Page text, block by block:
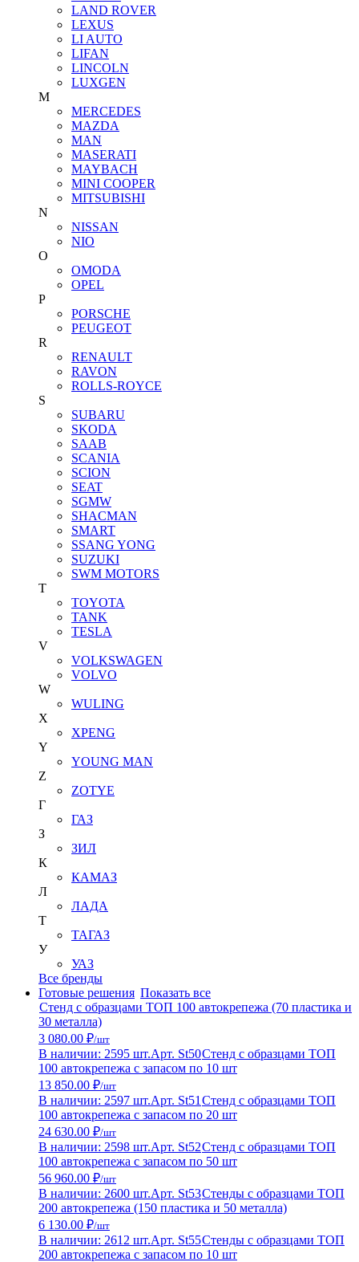
LAND ROVER
LEXUS
LI AUTO
LIFAN
LINCOLN
LUXGEN
M
MERCEDES
MAZDA
MAN
MASERATI
MAYBACH
MINI COOPER
MITSUBISHI
N
NISSAN
NIO
O
OMODA
OPEL
P
PORSCHE
PEUGEOT
R
RENAULT
RAVON
ROLLS-ROYCE
S
SUBARU
SKODA
SAAB
SCANIA
SCION
SEAT
SGMW
SHACMAN
SMART
SSANG YONG
SUZUKI
SWM MOTORS
T
TOYOTA
TANK
TESLA
V
VOLKSWAGEN
VOLVO
W
WULING
X
XPENG
Y
YOUNG MAN
Z
ZOTYE
Г
ГАЗ
З
ЗИЛ
К
КАМАЗ
Л
ЛАДА
Т
ТАГАЗ
У
УАЗ
Все бренды
Готовые решения Показать все
Стенд с образцами ТОП 100 автокрепежа (70 пластика и
30 металла)
3 080.00 ₽/шт
В наличии: 2595 шт.Арт. St50Стенд с образцами ТОП
100 автокрепежа с запасом по 10 шт
13 850.00 ₽/шт
В наличии: 2597 шт.Арт. St51 Стенд с образцами ТОП
100 автокрепежа с запасом по 20 шт
24 630.00 ₽/шт
В наличии: 2598 шт.Арт. St52Стенд с образцами ТОП
100 автокрепежа с запасом по 50 шт
56 960.00 ₽/шт
В наличии: 2600 шт.Арт. St53Стенды с образцами ТОП
200 автокрепежа (150 пластика и 50 металла)
6 130.00 ₽/шт
В наличии: 2612 шт.Арт. St55Стенды с образцами ТОП
200 автокрепежа с запасом по 10 шт